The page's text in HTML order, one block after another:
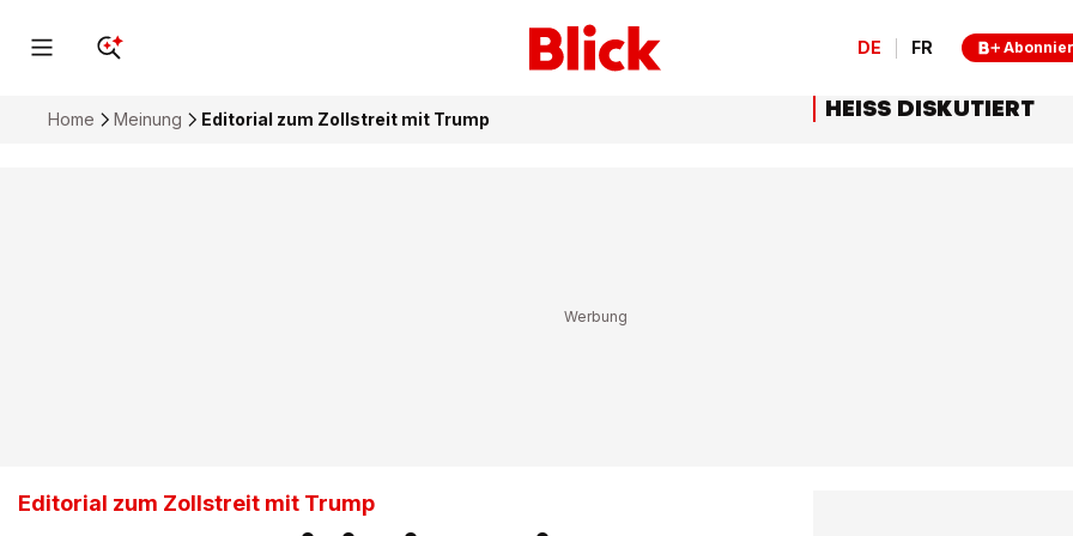
DE FR
Home Meinung Editorial zum Zollstreit mit Trump
Editorial zum Zollstreit mit Trump
HEISS DISKUTIERT